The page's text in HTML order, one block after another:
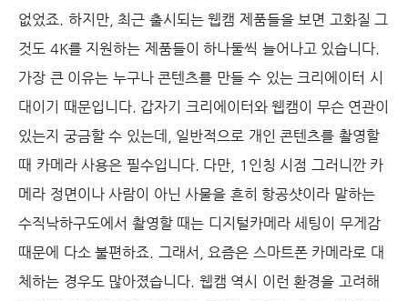
없었죠. 하지만, 최근 출시되는 웹캠 제품들을 보면 고화질 그
것도 4K를 지원하는 제품들이 하나둘씩 늘어나고 있습니다.
가장 큰 이유는 누구나 콘텐츠를 만들 수 있는 크리에이터 시
대이기 때문입니다. 갑자기 크리에이터와 웹캠이 무슨 연관이
있는지 궁금할 수 있는데, 일반적으로 개인 콘텐츠를 촬영할
때 카메라 사용은 필수입니다. 다만, 1인칭 시점 그러니깐 카
메라 정면이나 사람이 아닌 사물을 흔히 항공샷이라 말하는
수직낙하구도에서 촬영할 때는 디지털카메라 세팅이 무게감
때문에 다소 불편하죠. 그래서, 요즘은 스마트폰 카메라로 대
체하는 경우도 많아졌습니다. 웹캠 역시 이런 환경을 고려해